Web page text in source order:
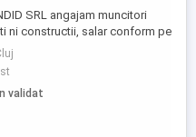
SRL angajam muncitori
ni constructii, salar conform pe
sa aplIca al adresa de e-
06 DE MUNCITORI
LA SPARGEREA SI TAIEREA
DE CONSTRUCTII , cod
validat